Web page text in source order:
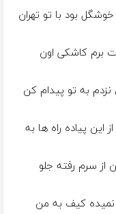
بود با تو تهران
برم کاشکی اون
به تو پیدام کن
پیاده راه ها به
از سرم رفته جلو
نمیده کیف به من